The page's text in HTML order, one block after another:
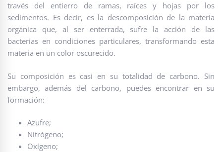
través del entierro de ramas, raíces y hojas por los
sedimentos. Es decir, es la descomposición de la materia
orgánica que, al ser enterrada, sufre la acción de las
bacterias en condiciones particulares, transformando esta
materia en un color oscurecido.
Su composición es casi en su totalidad de carbono. Sin
embargo, además del carbono, puedes encontrar en su
formación:
Azufre;
Nitrógeno;
Oxígeno;